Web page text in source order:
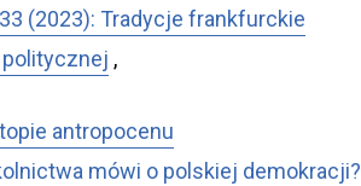
(2023): Tradycje frankfurckie
,
antropocenu
mówi o polskiej demokracji?